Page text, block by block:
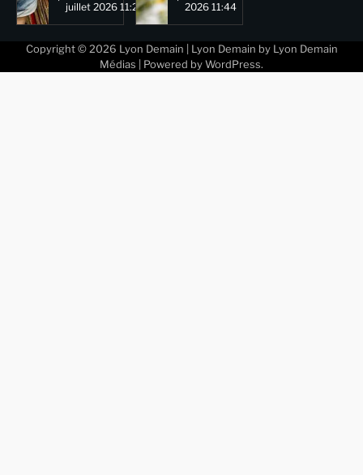
juillet 2026 11:29
2026 11:44
Copyright © 2026 Lyon Demain | Lyon Demain by Lyon Demain
Médias | Powered by WordPress.